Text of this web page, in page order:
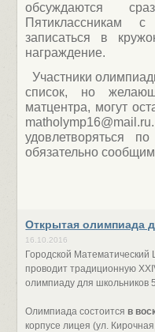
обсуждаются
Пятиклассникам
записаться в
награждение.
Участники
список, но
матцентра, могут
удовлетворяться
обязательно
Открытая олимпиада
16.10.2016
Городской
проводит традиционную
олимпиаду для школьников
Олимпиада состоится в
корпусе лицея (ул.